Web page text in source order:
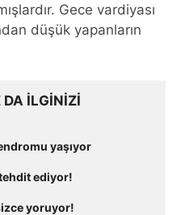
Gece vardiyası
düşük yapanların
DA ILGINIZI
yaşıyor
ediyor!
yoruyor!